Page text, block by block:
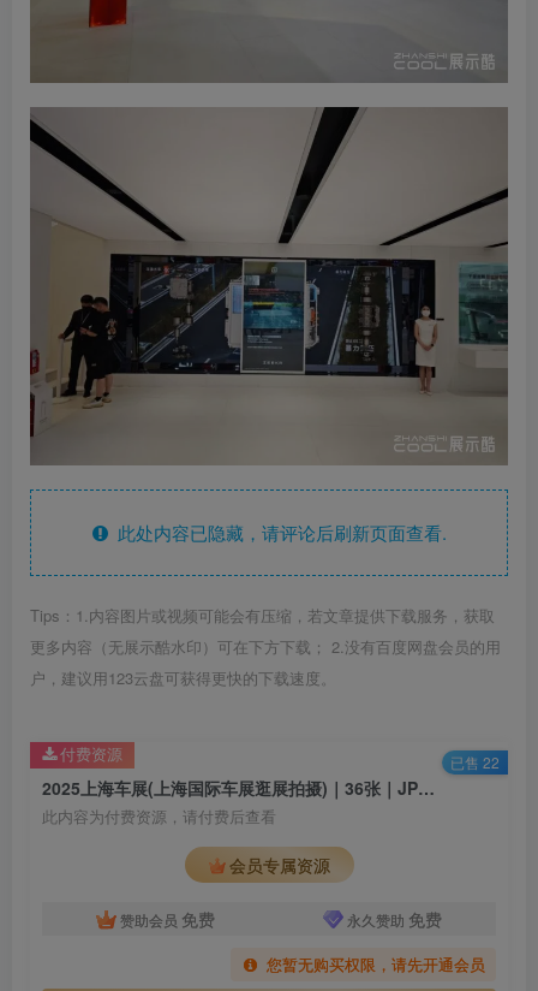
此处内容已隐藏，请评论后刷新页面查看.
Tips：1.内容图片或视频可能会有压缩，若文章提供下载服务，获取
更多内容（无展示酷水印）可在下方下载； 2.没有百度网盘会员的用
户，建议用123云盘可获得更快的下载速度。
2025上海车展(上海国际车展逛展拍摄)｜36张｜JPG｜9.49M
此内容为付费资源，请付费后查看
会员专属资源
赞助会员 免费 永久赞助 免费
您暂无购买权限，请先开通会员
付费资源 已售 22